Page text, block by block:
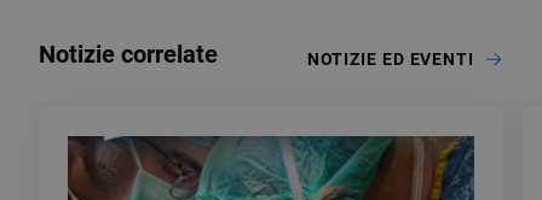
Notizie correlate NOTIZIE ED EVENTI